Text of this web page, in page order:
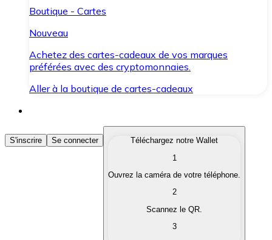
Boutique - Cartes
Nouveau
Achetez des cartes-cadeaux de vos marques
préférées avec des cryptomonnaies.
Aller à la boutique de cartes-cadeaux
Acheter des Cryptomonnaies
Achetez les cryptomonnaies qui vous intéressent
Convertissez vos cryptomonnaies en monnaie
S'inscrire Se connecter
Téléchargez notre Wallet
1
Ouvrez la caméra de votre téléphone.
2
Scannez le QR.
3